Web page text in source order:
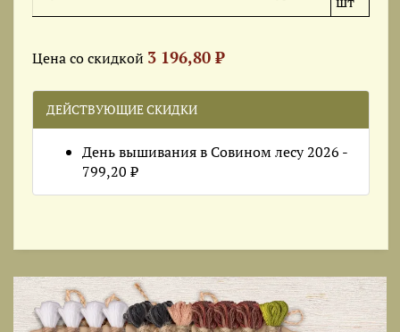
Цена со скидкой 3 196,80 ₽
ДЕЙСТВУЮЩИЕ СКИДКИ
День вышивания в Совином лесу 2026 -
799,20 ₽